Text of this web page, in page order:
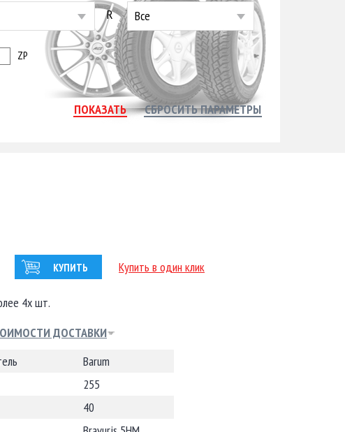
R
Все
ZP
КУПИТЬ Купить в один клик
4х шт.
ДОСТАВКИ
Barum
255
40